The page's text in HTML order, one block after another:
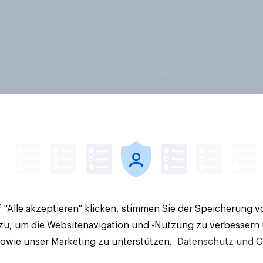
"Alle akzeptieren" klicken, stimmen Sie der Speicherung
um die Websitenavigation und -Nutzung zu verbessern
unser Marketing zu unterstützen.
Datenschutz und